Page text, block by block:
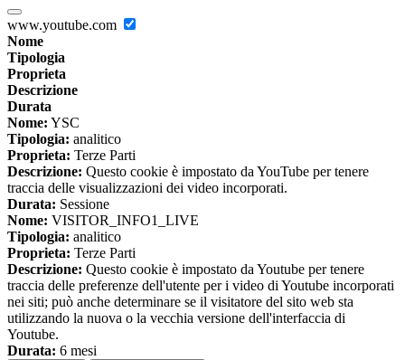
www.youtube.com
Nome
Tipologia
Proprieta
Descrizione
Durata
Nome: YSC
Tipologia: analitico
Proprieta: Terze Parti
Descrizione: Questo cookie è impostato da YouTube per tenere
traccia delle visualizzazioni dei video incorporati.
Durata: Sessione
Nome: VISITOR_INFO1_LIVE
Tipologia: analitico
Proprieta: Terze Parti
Descrizione: Questo cookie è impostato da Youtube per tenere
traccia delle preferenze dell'utente per i video di Youtube incorporati
nei siti; può anche determinare se il visitatore del sito web sta
utilizzando la nuova o la vecchia versione dell'interfaccia di
Youtube.
Durata: 6 mesi